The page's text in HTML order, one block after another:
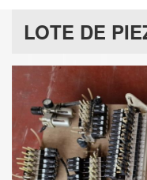
LOTE DE